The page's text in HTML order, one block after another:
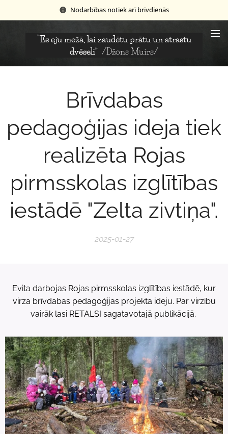
Nodarbības notiek arī brīvdienās
“Es eju mežā, lai zaudētu prātu un atrastu
dvēseli” /Džons Muirs/
Brīvdabas
pedagoģijas ideja tiek
realizēta Rojas
pirmsskolas izglītības
iestādē "Zelta zivtiņa".
2025-01-27
Evita darbojas Rojas pirmsskolas izglītības iestādē, kur
virza brīvdabas pedagoģijas projekta ideju. Par virzību
vairāk lasi RETALSI sagatavotajā publikācijā.